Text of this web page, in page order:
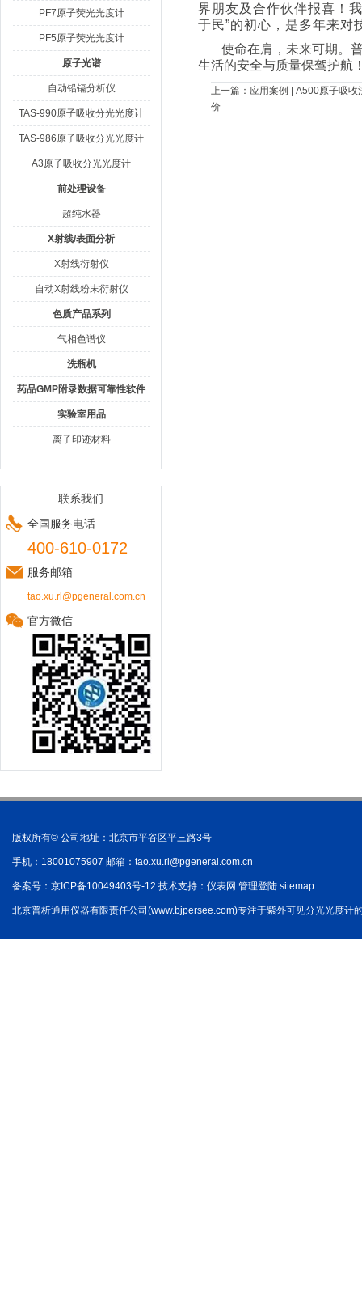
PF7原子荧光光度计
PF5原子荧光光度计
原子光谱
自动铅镉分析仪
TAS-990原子吸收分光光度计
TAS-986原子吸收分光光度计
A3原子吸收分光光度计
前处理设备
超纯水器
X射线/表面分析
X射线衍射仪
自动X射线粉末衍射仪
色质产品系列
气相色谱仪
洗瓶机
药品GMP附录数据可靠性软件
实验室用品
离子印迹材料
联系我们
全国服务电话
400-610-0172
服务邮箱
tao.xu.rl@pgeneral.com.cn
官方微信
界朋友及合作伙伴报喜！
于民”的初心，是多年来对
使命在肩，未来可期。
生活的安全与质量保驾护航
上一篇： 应用案例 | A500原子吸
价
版权所有© 公司地址：北京市平谷区平三路3号
手机：18001075907 邮箱： tao.xu.rl@pgeneral.com.cn
备案号： 京ICP备10049403号-12 技术支持： 仪表网 管理登陆 sitemap
北京普析通用仪器有限责任公司(www.bjpersee.com)专注于紫外可见分光光度计